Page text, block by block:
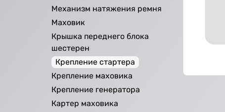
Механизм натяжения ремня
Маховик
Крышка переднего блока
шестерен
Крепление стартера
Крепление маховика
Крепление генератора
Картер маховика